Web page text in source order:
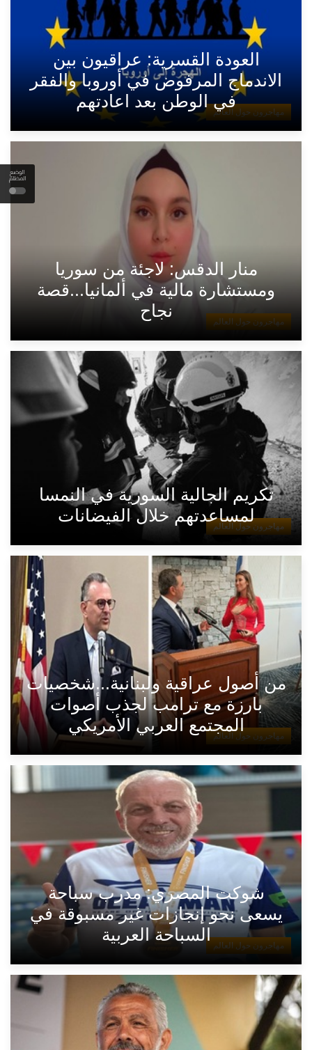
الوضع
المظلم
مهاجرون حول العالم
العودة القسرية: عراقيون بين
الاندماج المرفوض في أوروبا والفقر
في الوطن بعد اعادتهم
مهاجرون حول العالم
منار الدقس: لاجئة من سوريا
ومستشارة مالية في ألمانيا...قصة
نجاح
مهاجرون حول العالم
تكريم الجالية السورية في النمسا
لمساعدتهم خلال الفيضانات
مهاجرون حول العالم
من أصول عراقية ولبنانية...شخصيات
بارزة مع ترامب لجذب أصوات
المجتمع العربي الأمريكي
مهاجرون حول العالم
شوكت المصري: مدرب سباحة
يسعى نحو إنجازات غير مسبوقة في
السباحة العربية